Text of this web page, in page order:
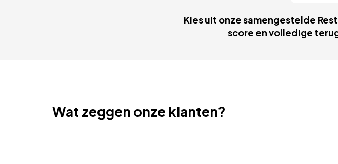
Kies uit onze samengestelde
score en volledige
Wat zeggen onze klanten?